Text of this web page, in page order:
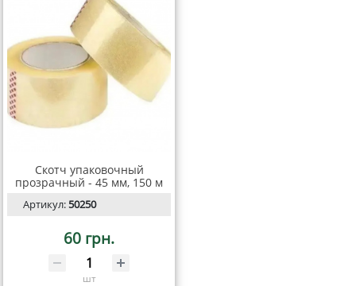
Скотч упаковочный
прозрачный - 45 мм, 150 м
Артикул:50250
60 грн.
шт